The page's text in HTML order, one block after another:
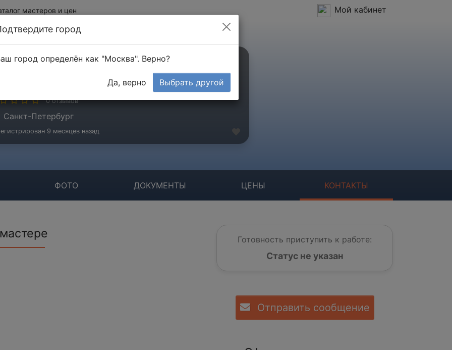
мастеров и цен Мой кабинет
Крылов Р.В.
0 отзывов
Санкт-Петербург
9 месяцев назад
ФОТО ДОКУМЕНТЫ ЦЕНЫ КОНТАКТЫ
Готовность приступить к работе:
Статус не указан
Отправить сообщение
город
город определён как "Москва". Верно?
Да, верно Выбрать другой